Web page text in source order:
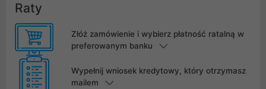
Raty
Złóż zamówienie i wybierz płatność ratalną w
preferowanym banku
Wypełnij wniosek kredytowy, który otrzymasz
mailem